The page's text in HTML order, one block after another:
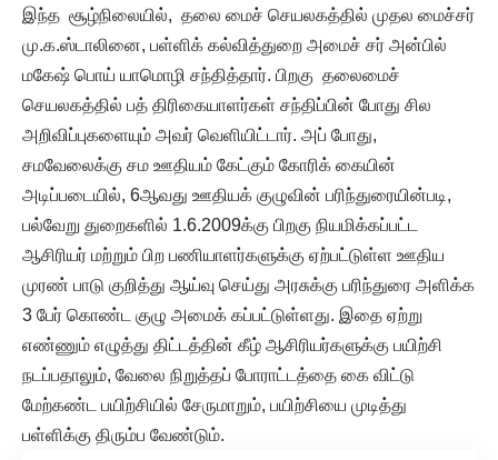
இந்த சூழ்நிலையில், தலை மைச் செயலகத்தில் முதல மைச்சர்
மு.க.ஸ்டாலினை, பள்ளிக் கல்வித்துறை அமைச் சர் அன்பில்
மகேஷ் பொய் யாமொழி சந்தித்தார். பிறகு தலைமைச்
செயலகத்தில் பத் திரிகையாளர்கள் சந்திப்பின் போது சில
அறிவிப்புகளையும் அவர் வெளியிட்டார். அப் போது,
சமவேலைக்கு சம ஊதியம் கேட்கும் கோரிக் கையின்
அடிப்படையில், 6ஆவது ஊதியக் குழுவின் பரிந்துரையின்படி,
பல்வேறு துறைகளில் 1.6.2009க்கு பிறகு நியமிக்கப்பட்ட
ஆசிரியர் மற்றும் பிற பணியாளர்களுக்கு ஏற்பட்டுள்ள ஊதிய
முரண் பாடு குறித்து ஆய்வு செய்து அரசுக்கு பரிந்துரை அளிக்க
3 பேர் கொண்ட குழு அமைக் கப்பட்டுள்ளது. இதை ஏற்று
எண்ணும் எழுத்து திட்டத்தின் கீழ் ஆசிரியர்களுக்கு பயிற்சி
நடப்பதாலும், வேலை நிறுத்தப் போராட்டத்தை கை விட்டு
மேற்கண்ட பயிற்சியில் சேருமாறும், பயிற்சியை முடித்து
பள்ளிக்கு திரும்ப வேண்டும்.